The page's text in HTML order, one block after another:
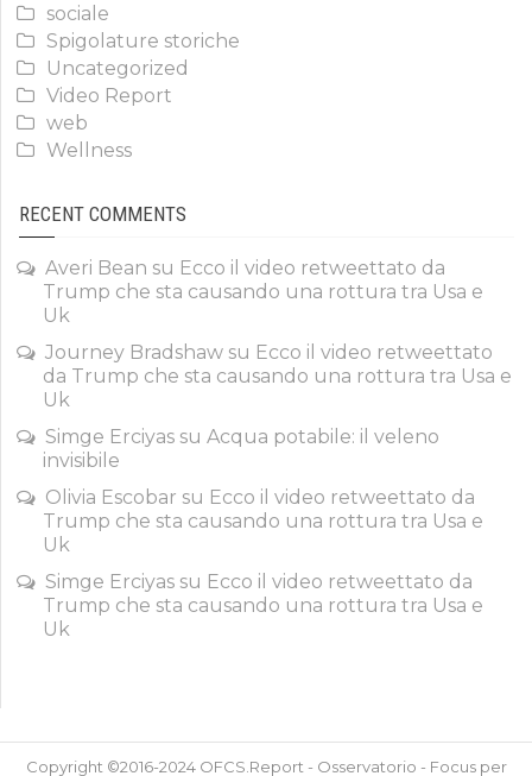
sociale
Spigolature storiche
Uncategorized
Video Report
web
Wellness
RECENT COMMENTS
Averi Bean su Ecco il video retweettato da
Trump che sta causando una rottura tra Usa e
Uk
Journey Bradshaw su Ecco il video retweettato
da Trump che sta causando una rottura tra Usa e
Uk
Simge Erciyas su Acqua potabile: il veleno
invisibile
Olivia Escobar su Ecco il video retweettato da
Trump che sta causando una rottura tra Usa e
Uk
Simge Erciyas su Ecco il video retweettato da
Trump che sta causando una rottura tra Usa e
Uk
Copyright ©2016-2024 OFCS.Report - Osservatorio - Focus per